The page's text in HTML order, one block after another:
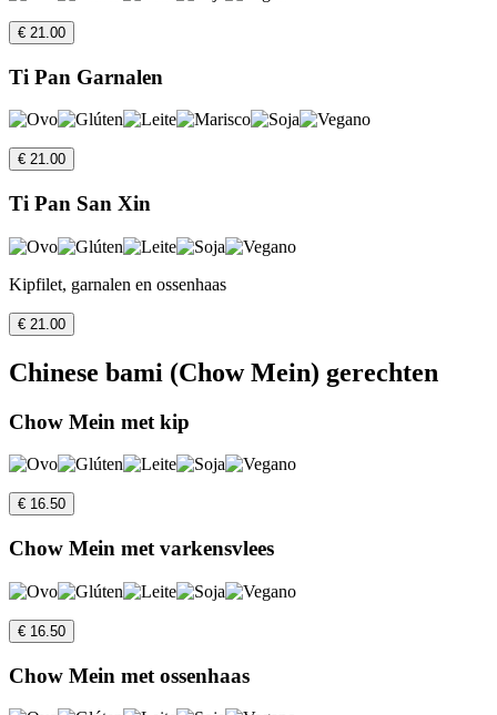
€ 21.00
Ti Pan Garnalen
€ 21.00
Ti Pan San Xin
Kipfilet, garnalen en ossenhaas
€ 21.00
Chinese bami (Chow Mein) gerechten
Chow Mein met kip
€ 16.50
Chow Mein met varkensvlees
€ 16.50
Chow Mein met ossenhaas